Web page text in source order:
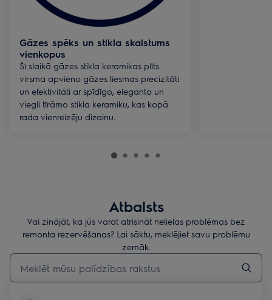
Gāzes spēks un stikla skaistums
vienkopus
Šī slaikā gāzes stikla keramikas plīts
virsma apvieno gāzes liesmas precizitāti
un efektivitāti ar spīdīgo, eleganto un
viegli tīrāmo stikla keramiku, kas kopā
rada vienreizēju dizainu.
Atbalsts
Vai zinājāt, ka jūs varat atrisināt nelielas problēmas bez
remonta rezervēšanas? Lai sāktu, meklējiet savu problēmu
zemāk.
Rakstiet, lai meklētu rakstus par atbalstu